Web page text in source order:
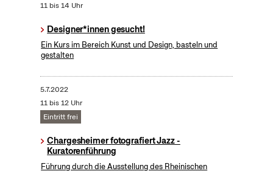
11 bis 14 Uhr
Designer*innen gesucht!
Ein Kurs im Bereich Kunst und Design, basteln und
gestalten
5.7.2022
11 bis 12 Uhr
Eintritt frei
Chargesheimer fotografiert Jazz -
Kuratorenführung
Führung durch die Ausstellung des Rheinischen